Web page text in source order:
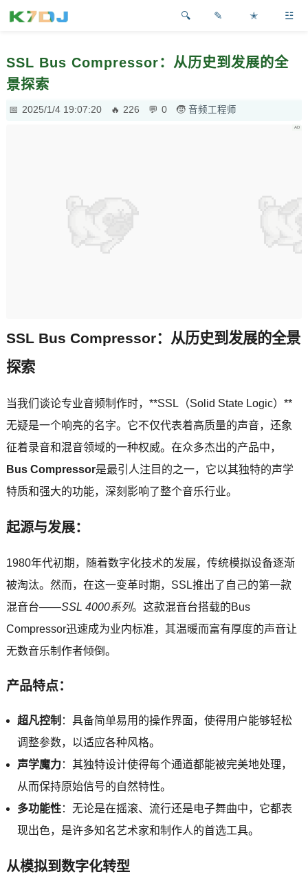
✎ ✭ ☳
SSL Bus Compressor：从历史到发展的全
景探索
2025/1/4 19:07:20 226 0 音频工程师
SSL Bus Compressor：从历史到发展的全景
探索
当我们谈论专业音频制作时，**SSL（Solid State Logic）**
无疑是一个响亮的名字。它不仅代表着高质量的声音，还象
征着录音和混音领域的一种权威。在众多杰出的产品中，
Bus Compressor是最引人注目的之一，它以其独特的声学
特质和强大的功能，深刻影响了整个音乐行业。
起源与发展：
1980年代初期，随着数字化技术的发展，传统模拟设备逐渐
被淘汰。然而，在这一变革时期，SSL推出了自己的第一款
混音台——SSL 4000系列。这款混音台搭载的Bus
Compressor迅速成为业内标准，其温暖而富有厚度的声音让
无数音乐制作者倾倒。
产品特点：
超凡控制 ：具备简单易用的操作界面，使得用户能够轻松
调整参数，以适应各种风格。
声学魔力：其独特设计使得每个通道都能被完美地处理，
从而保持原始信号的自然特性。
多功能性：无论是在摇滚、流行还是电子舞曲中，它都表
现出色，是许多知名艺术家和制作人的首选工具。
从模拟到数字化转型